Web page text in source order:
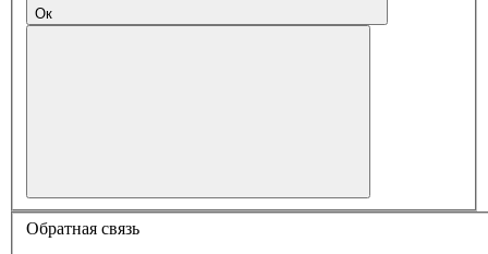
Ок
Обратная связь